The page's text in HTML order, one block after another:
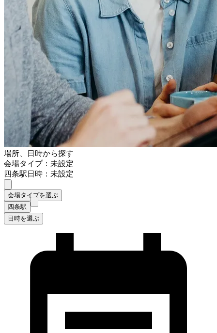
場所、日時から探す
会場タイプ：未設定
四条駅日時：未設定
会場タイプを選ぶ
四条駅
日時を選ぶ